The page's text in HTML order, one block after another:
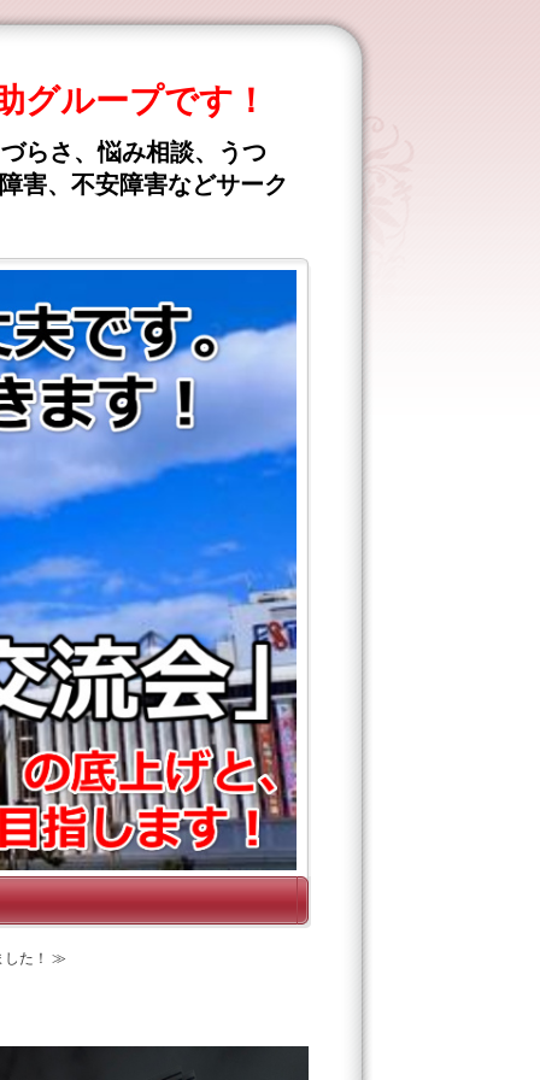
グループです！
らさ、悩み相談、うつ
害、不安障害などサーク
した！ ≫